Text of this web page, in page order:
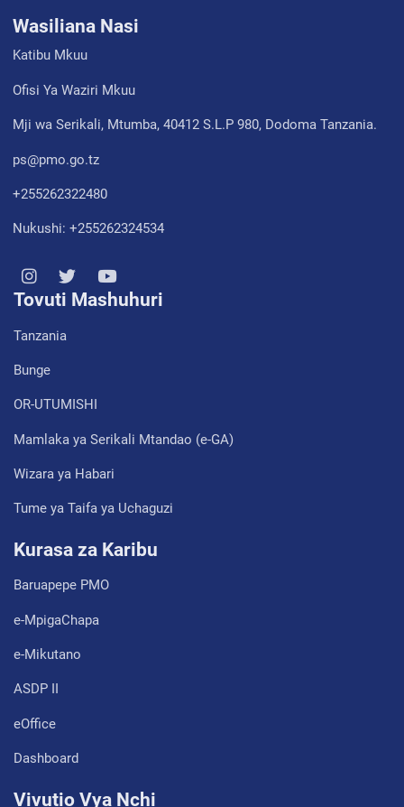
Wasiliana Nasi
Katibu Mkuu
Ofisi Ya Waziri Mkuu
Mji wa Serikali, Mtumba, 40412 S.L.P 980, Dodoma Tanzania.
ps@pmo.go.tz
+255262322480
Nukushi: +255262324534
Tovuti Mashuhuri
Tanzania
Bunge
OR-UTUMISHI
Mamlaka ya Serikali Mtandao (e-GA)
Wizara ya Habari
Tume ya Taifa ya Uchaguzi
Kurasa za Karibu
Baruapepe PMO
e-MpigaChapa
e-Mikutano
ASDP II
eOffice
Dashboard
Vivutio Vya Nchi